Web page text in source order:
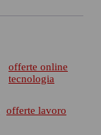
offerte online
tecnologia
offerte lavoro